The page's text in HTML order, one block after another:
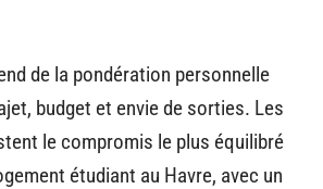
de la pondération personnelle
budget et envie de sorties. Les
le compromis le plus équilibré
étudiant au Havre, avec un